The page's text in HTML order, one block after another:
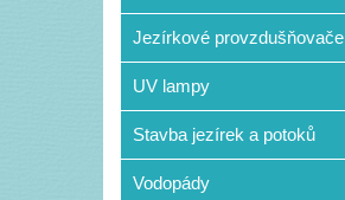
Jezírkové provzdušňovače
UV lampy
Stavba jezírek a potoků
Vodopády